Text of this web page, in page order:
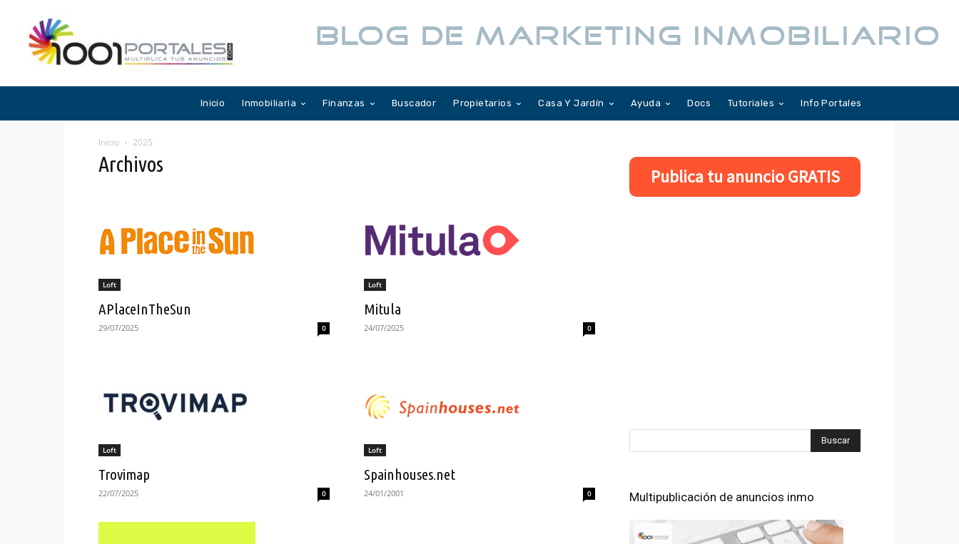
BLOG DE MARKETING INMOBILIARIO
Inicio Inmobiliaria Finanzas Buscador Propietarios Casa Y Jardín Ayuda Docs Tutoriales Info Portales
Inicio 2025
Archivos
Loft
APlaceInTheSun
29/07/2025 0
Loft
Mitula
24/07/2025 0
Loft
Trovimap
22/07/2025 0
Loft
Spainhouses.net
24/01/2001 0
Publica tu anuncio GRATIS
Multipublicación de anuncios inmo